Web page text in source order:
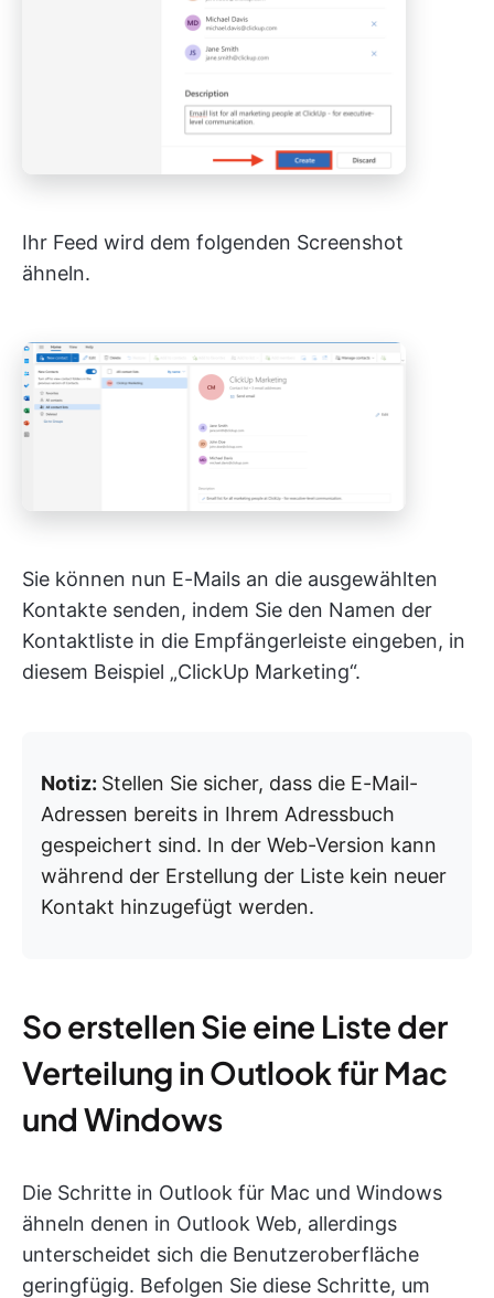
Ihr Feed wird dem folgenden Screenshot
ähneln.
Sie können nun E-Mails an die ausgewählten
Kontakte senden, indem Sie den Namen der
Kontaktliste in die Empfängerleiste eingeben, in
diesem Beispiel „ClickUp Marketing“.
Notiz: Stellen Sie sicher, dass die E-Mail-
Adressen bereits in Ihrem Adressbuch
gespeichert sind. In der Web-Version kann
während der Erstellung der Liste kein neuer
Kontakt hinzugefügt werden.
So erstellen Sie eine Liste der
Verteilung in Outlook für Mac
und Windows
Die Schritte in Outlook für Mac und Windows
ähneln denen in Outlook Web, allerdings
unterscheidet sich die Benutzeroberfläche
geringfügig. Befolgen Sie diese Schritte, um